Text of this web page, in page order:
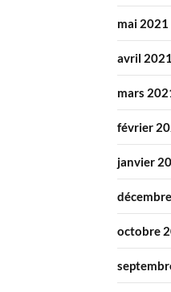
mai 2021
avril 2021
mars
février
janvier
octobre